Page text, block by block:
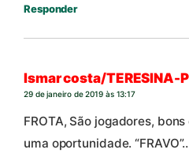
Responder
Ismar costa/TERESINA-
29 de janeiro de 2019 às 13:17
FROTA, São jogadores,
uma oportunidade.